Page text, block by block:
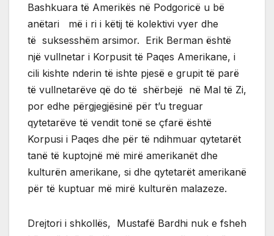
Bashkuara të Amerikës në Podgoricë u bë
anëtari më i ri i këtij të kolektivi vyer dhe
të suksesshëm arsimor. Erik Berman është
një vullnetar i Korpusit të Paqes Amerikane, i
cili kishte nderin të ishte pjesë e grupit të parë
të vullnetarëve që do të shërbejë në Mal të Zi,
por edhe përgjegjësinë për t’u treguar
qytetarëve të vendit tonë se çfarë është
Korpusi i Paqes dhe për të ndihmuar qytetarët
tanë të kuptojnë më mirë amerikanët dhe
kulturën amerikane, si dhe qytetarët amerikanë
për të kuptuar më mirë kulturën malazeze.
Drejtori i shkollës, Mustafë Bardhi nuk e fsheh